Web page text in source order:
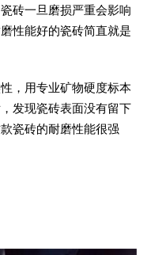
砖一旦磨损严重会影响
性能好的瓷砖简直就是
，用专业矿物硬度标本
发现瓷砖表面没有留下
瓷砖的耐磨性能很强